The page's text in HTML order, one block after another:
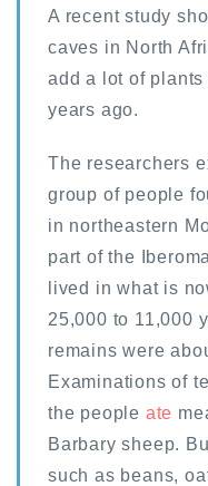
プ
レ
ー
ヤ
A recent study
caves in North
add a lot of
years ago.
The researchers
group of people
in northeastern
part of the
lived in what is
25,000 to 11,000
remains were
Examinations of
the people ate
Barbary sheep.
such as beans,